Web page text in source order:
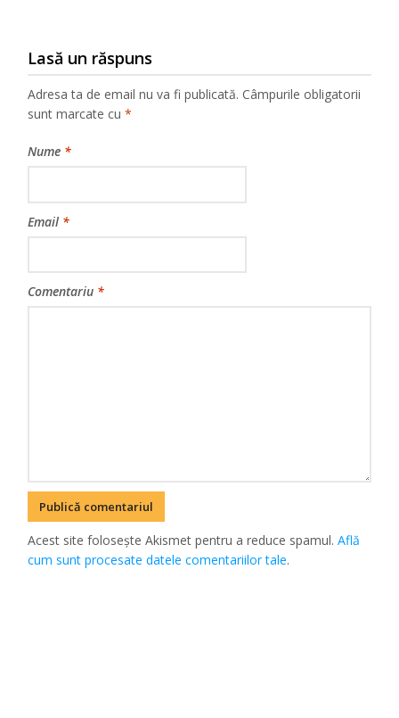
Lasă un răspuns
Adresa ta de email nu va fi publicată. Câmpurile obligatorii
sunt marcate cu*
Nume *
Email *
Comentariu *
Acest site folosește Akismet pentru a reduce spamul.Află
cum sunt procesate datele comentariilor tale.